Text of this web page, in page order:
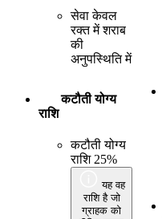
सेवा केवल
रक्त में शराब
की
अनुपस्थिति में
कटौती योग्य
राशि
कटौती योग्य
राशि 25%
यह वह
राशि है जो
ग्राहक को